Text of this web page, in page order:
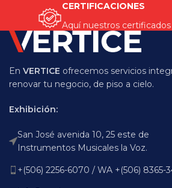
CERTIFICACIONES
Aquí nuestros certificados
En VERTICE ofrecemos servicios
renovar tu negocio, de piso a cielo.
Exhibición:
San José avenida 10, 25 este de
Instrumentos Musicales la Voz.
+(506) 2256-6070 / WA +(506) 8365-